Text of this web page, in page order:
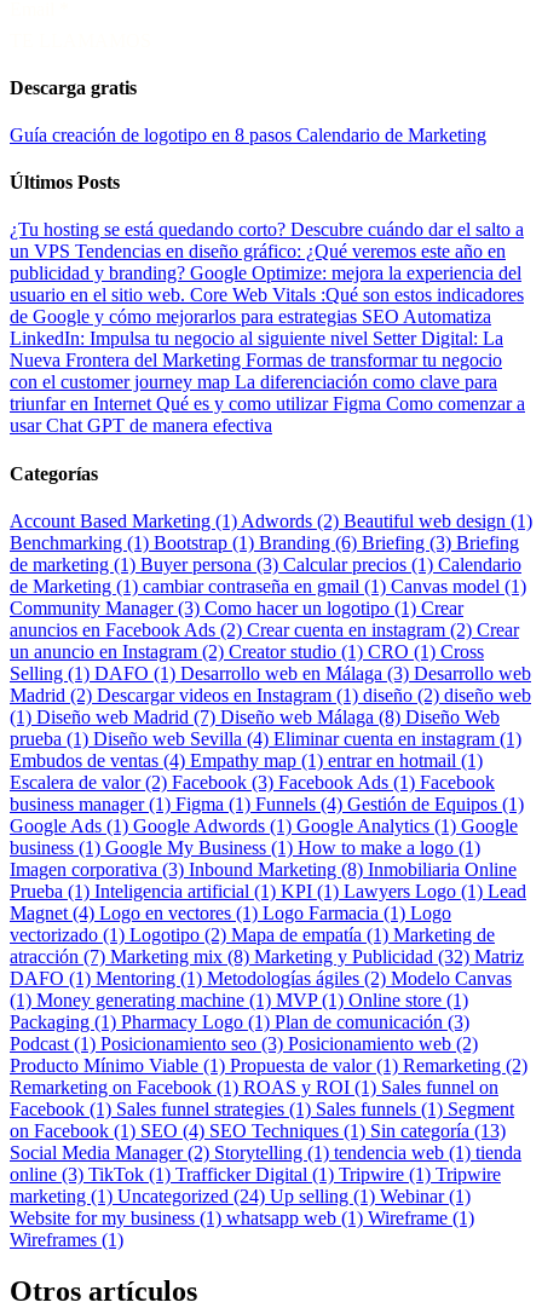
Descarga gratis
Guía creación de logotipo en 8 pasos Calendario de Marketing
Últimos Posts
¿Tu hosting se está quedando corto? Descubre cuándo dar el salto a
un VPS Tendencias en diseño gráfico: ¿Qué veremos este año en
publicidad y branding? Google Optimize: mejora la experiencia del
usuario en el sitio web. Core Web Vitals :Qué son estos indicadores
de Google y cómo mejorarlos para estrategias SEO Automatiza
LinkedIn: Impulsa tu negocio al siguiente nivel Setter Digital: La
Nueva Frontera del Marketing Formas de transformar tu negocio
con el customer journey map La diferenciación como clave para
triunfar en InternetQué es y como utilizar Figma Como comenzar a
usar Chat GPT de manera efectiva
Categorías
Account Based Marketing (1) Adwords (2) Beautiful web design (1)
Benchmarking (1) Bootstrap (1) Branding (6) Briefing (3) Briefing
de marketing (1) Buyer persona (3) Calcular precios (1) Calendario
de Marketing (1) cambiar contraseña en gmail (1) Canvas model (1)
Community Manager (3) Como hacer un logotipo (1) Crear
anuncios en Facebook Ads (2) Crear cuenta en instagram (2) Crear
un anuncio en Instagram (2) Creator studio (1) CRO (1) Cross
Selling (1) DAFO (1) Desarrollo web en Málaga (3) Desarrollo web
Madrid (2) Descargar videos en Instagram (1) diseño (2) diseño web
(1) Diseño web Madrid (7) Diseño web Málaga (8) Diseño Web
prueba (1) Diseño web Sevilla (4) Eliminar cuenta en instagram (1)
Embudos de ventas (4) Empathy map (1) entrar en hotmail (1)
Escalera de valor (2) Facebook (3) Facebook Ads (1) Facebook
business manager (1) Figma (1) Funnels (4) Gestión de Equipos (1)
Google Ads (1) Google Adwords (1) Google Analytics (1) Google
business (1) Google My Business (1) How to make a logo (1)
Imagen corporativa (3) Inbound Marketing (8) Inmobiliaria Online
Prueba (1) Inteligencia artificial (1) KPI (1) Lawyers Logo (1) Lead
Magnet (4) Logo en vectores (1) Logo Farmacia (1) Logo
vectorizado (1) Logotipo (2) Mapa de empatía (1) Marketing de
atracción (7) Marketing mix (8) Marketing y Publicidad (32) Matriz
DAFO (1) Mentoring (1) Metodologías ágiles (2) Modelo Canvas
(1) Money generating machine (1) MVP (1) Online store (1)
Packaging (1) Pharmacy Logo (1) Plan de comunicación (3)
Podcast (1) Posicionamiento seo (3) Posicionamiento web (2)
Producto Mínimo Viable (1) Propuesta de valor (1) Remarketing (2)
Remarketing on Facebook (1) ROAS y ROI (1) Sales funnel on
Facebook (1) Sales funnel strategies (1) Sales funnels (1) Segment
on Facebook (1) SEO (4) SEO Techniques (1) Sin categoría (13)
Social Media Manager (2) Storytelling (1) tendencia web (1) tienda
online (3) TikTok (1) Trafficker Digital (1) Tripwire (1) Tripwire
marketing (1) Uncategorized (24) Up selling (1) Webinar (1)
Website for my business (1) whatsapp web (1) Wireframe (1)
Wireframes (1)
Otros artículos